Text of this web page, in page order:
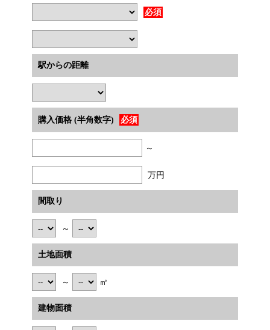
必須
駅からの距離
購入価格 (半角数字) 必須
～
万円
間取り
～
土地面積
～ ㎡
建物面積